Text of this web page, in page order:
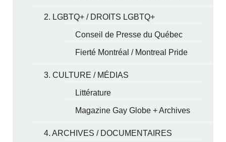
2. LGBTQ+ / DROITS LGBTQ+
Conseil de Presse du Québec
Fierté Montréal / Montreal Pride
3. CULTURE / MÉDIAS
Littérature
Magazine Gay Globe + Archives
4. ARCHIVES / DOCUMENTAIRES